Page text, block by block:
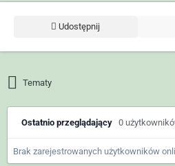
Udostępnij
Tematy
Ostatnio przeglądający 0
Brak zarejestrowanych użytkowników